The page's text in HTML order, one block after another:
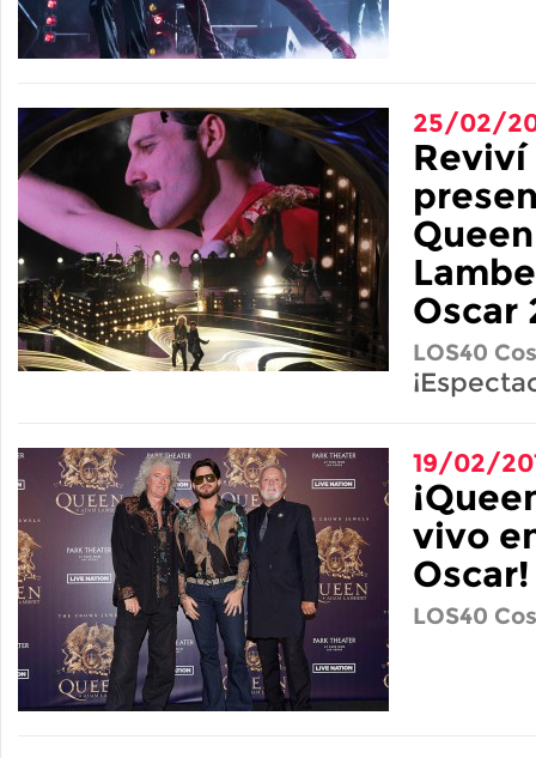
25/02/
Reviví
Oscar
LOS40
19/02/
vivo
Oscar!
LOS40